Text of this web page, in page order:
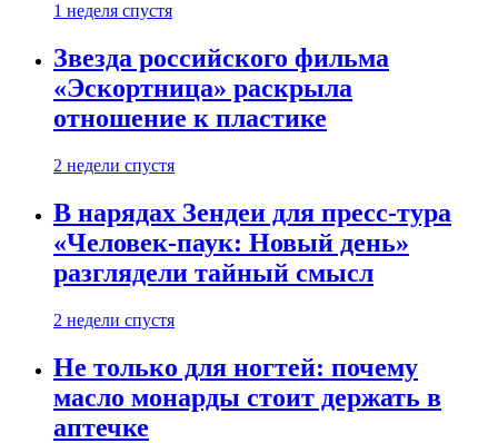
1 неделя спустя
Звезда российского фильма
«Эскортница» раскрыла
отношение к пластике
2 недели спустя
В нарядах Зендеи для пресс-тура
«Человек-паук: Новый день»
разглядели тайный смысл
2 недели спустя
Не только для ногтей: почему
масло монарды стоит держать в
аптечке